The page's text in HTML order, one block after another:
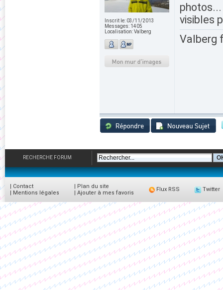
Inscrit le: 03/11/2013
Messages: 1405
Localisation:Valberg
visibles
Valberg
RECHERCHE FORUM
| Contact
| Mentions légales
| Plan du site
| Ajouter à mes favoris
Flux RSS Twitter